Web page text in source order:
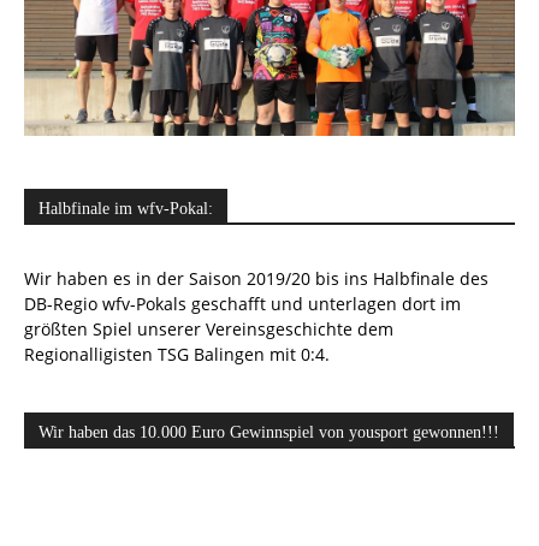
Halbfinale im wfv-Pokal:
Wir haben es in der Saison 2019/20 bis ins Halbfinale des
DB-Regio wfv-Pokals geschafft und unterlagen dort im
größten Spiel unserer Vereinsgeschichte dem
Regionalligisten TSG Balingen mit 0:4.
Wir haben das 10.000 Euro Gewinnspiel von yousport gewonnen!!!